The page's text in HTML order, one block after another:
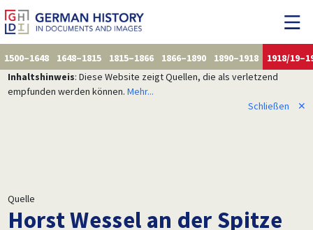
1500–1648 1648–1815 1815–1866 1866–1890 1890–1918
1918/
Inhaltshinweis: Diese Website zeigt Quellen, die als verletzend
empfunden werden können. Mehr...
Schließen
✕
Quelle
Horst Wessel an der Spitze